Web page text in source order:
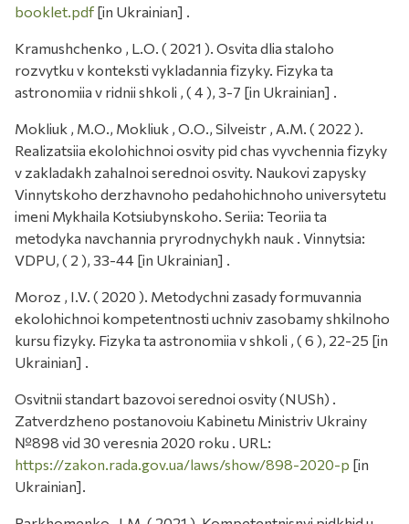
booklet.pdf [in Ukrainian] .
Kramushchenko , L.O. ( 2021 ). Osvita dlia staloho
rozvytku v konteksti vykladannia fizyky. Fizyka ta
astronomiia v ridnii shkoli , ( 4 ), 3-7 [in Ukrainian] .
Mokliuk , M.O., Mokliuk , O.O., Silveistr , A.M. ( 2022 ).
Realizatsiia ekolohichnoi osvity pid chas vyvchennia fizyky
v zakladakh zahalnoi serednoi osvity. Naukovi zapysky
Vinnytskoho derzhavnoho pedahohichnoho universytetu
imeni Mykhaila Kotsiubynskoho. Seriia: Teoriia ta
metodyka navchannia pryrodnychykh nauk . Vinnytsia:
VDPU, ( 2 ), 33-44 [in Ukrainian] .
Moroz , I.V. ( 2020 ). Metodychni zasady formuvannia
ekolohichnoi kompetentnosti uchniv zasobamy shkilnoho
kursu fizyky. Fizyka ta astronomiia v shkoli , ( 6 ), 22-25 [in
Ukrainian] .
Osvitnii standart bazovoi serednoi osvity (NUSh) .
Zatverdzheno postanovoiu Kabinetu Ministriv Ukrainy
№898 vid 30 veresnia 2020 roku . URL:
https://zakon.rada.gov.ua/laws/show/898-2020-p [in
Ukrainian].